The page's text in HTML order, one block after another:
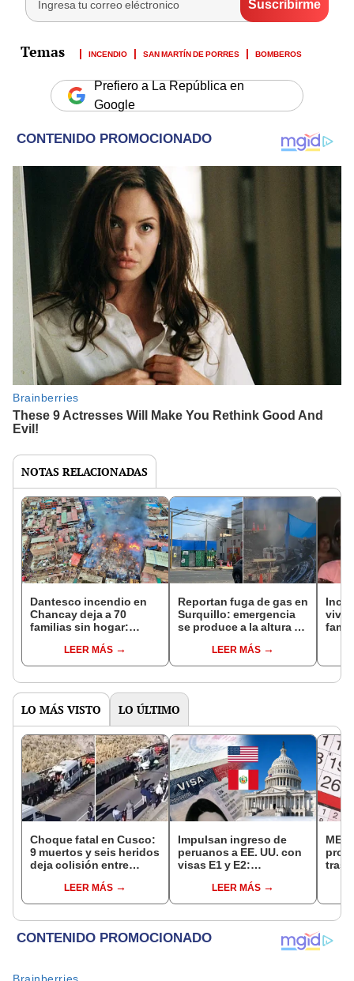
INCENDIO SAN MARTÍN DE PORRES BOMBEROS
Prefiero a La República en
Google
NOTAS RELACIONADAS
Dantesco incendio en
Chancay deja a 70
familias sin hogar:
prefabricadas y brindan
ayuda humanitaria
LEER MÁS
Reportan fuga de gas en
Surquillo: emergencia
se produce a la altura de
República de Panamá
LEER MÁS
LO MÁS VISTO LO ÚLTIMO
Choque fatal en Cusco:
9 muertos y seis heridos
deja colisión entre
EspinarLEER MÁS
Impulsan ingreso de
peruanos a EE. UU. con
visas E1 y E2:
pymes serían los más
beneficiados
LEER MÁS
MEF